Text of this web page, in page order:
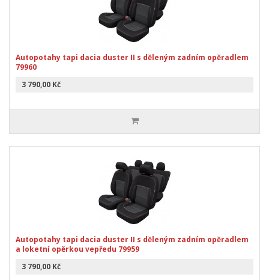
Autopotahy tapi dacia duster II s děleným zadním opěradlem
79960
3 790,00 Kč
Autopotahy tapi dacia duster II s děleným zadním opěradlem
a loketní opěrkou vepředu 79959
3 790,00 Kč